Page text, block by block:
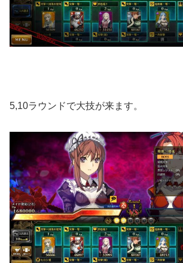
5,10ラウンドで大技が来ます。